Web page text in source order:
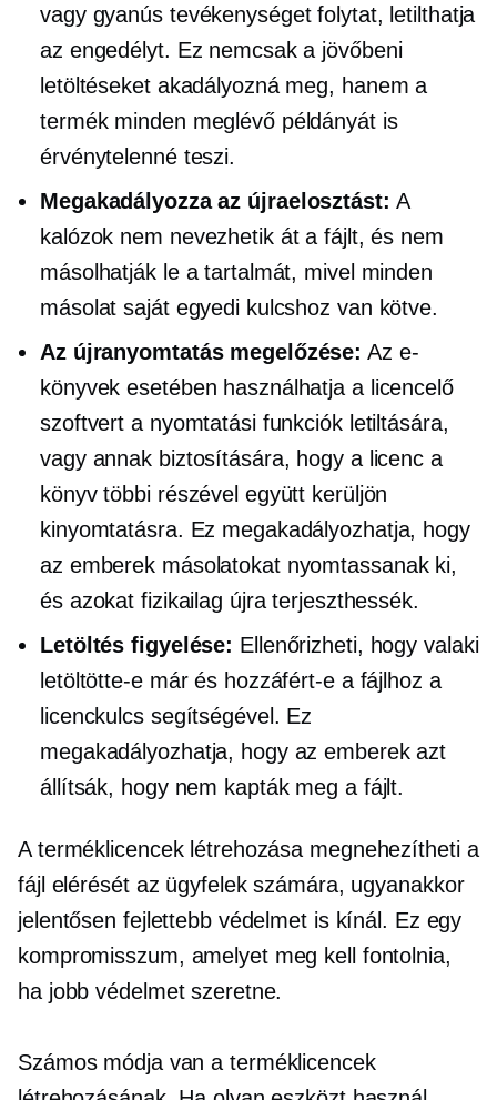
vagy gyanús tevékenységet folytat, letilthatja
az engedélyt. Ez nemcsak a jövőbeni
letöltéseket akadályozná meg, hanem a
termék minden meglévő példányát is
érvénytelenné teszi.
Megakadályozza az újraelosztást: A
kalózok nem nevezhetik át a fájlt, és nem
másolhatják le a tartalmát, mivel minden
másolat saját egyedi kulcshoz van kötve.
Az újranyomtatás megelőzése: Az e-
könyvek esetében használhatja a licencelő
szoftvert a nyomtatási funkciók letiltására,
vagy annak biztosítására, hogy a licenc a
könyv többi részével együtt kerüljön
kinyomtatásra. Ez megakadályozhatja, hogy
az emberek másolatokat nyomtassanak ki,
és azokat fizikailag újra terjeszthessék.
Letöltés figyelése: Ellenőrizheti, hogy valaki
letöltötte-e már és hozzáfért-e a fájlhoz a
licenckulcs segítségével. Ez
megakadályozhatja, hogy az emberek azt
állítsák, hogy nem kapták meg a fájlt.
A terméklicencek létrehozása megnehezítheti a
fájl elérését az ügyfelek számára, ugyanakkor
jelentősen fejlettebb védelmet is kínál. Ez egy
kompromisszum, amelyet meg kell fontolnia,
ha jobb védelmet szeretne.
Számos módja van a terméklicencek